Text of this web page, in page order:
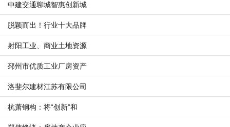
中建交通聊城智惠创新城
脱颖而出！行业十大品牌
射阳工业、商业土地资源
邳州市优质工业厂房资产
洛斐尔建材江苏有限公司
杭萧钢构：将“创新”和